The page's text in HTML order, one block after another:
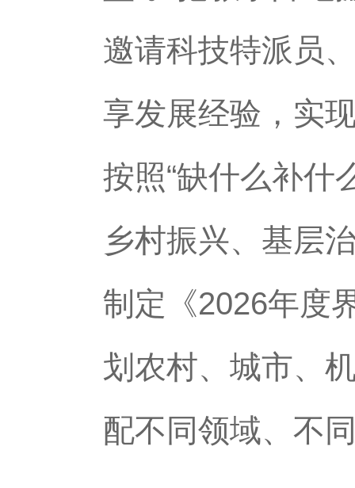
邀请科技特派员
享发展经验，实
按照“缺什么补什
乡村振兴、基层
制定《2026年度
划农村、城市、
配不同领域、不